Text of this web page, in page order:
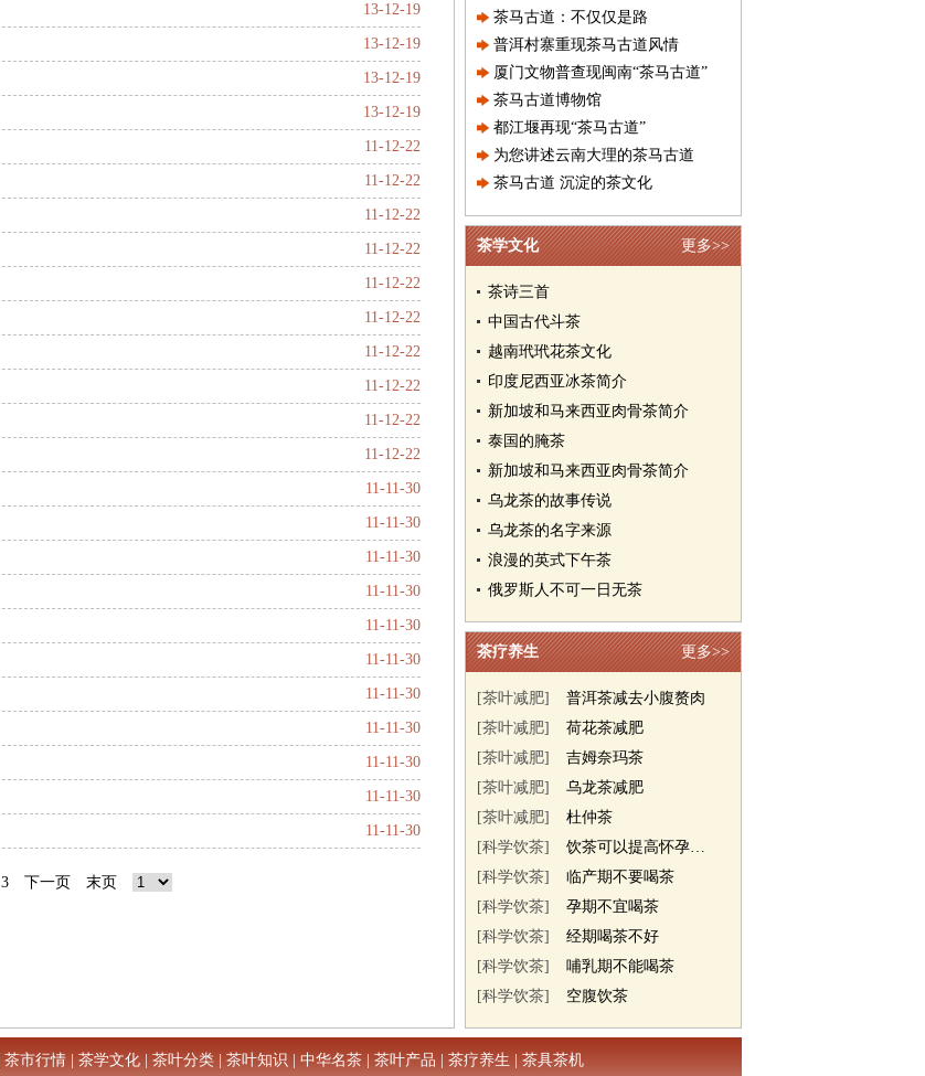
13-12-19
13-12-19
13-12-19
13-12-19
11-12-22
11-12-22
11-12-22
11-12-22
11-12-22
11-12-22
11-12-22
11-12-22
11-12-22
11-12-22
11-11-30
11-11-30
11-11-30
11-11-30
11-11-30
11-11-30
11-11-30
11-11-30
11-11-30
11-11-30
11-11-30
3 下一页 末页
茶马古道：不仅仅是路
普洱村寨重现茶马古道风情
厦门文物普查现闽南“茶马古道”
茶马古道博物馆
都江堰再现“茶马古道”
为您讲述云南大理的茶马古道
茶马古道 沉淀的茶文化
更多>>
茶学文化
茶诗三首
中国古代斗茶
越南玳玳花茶文化
印度尼西亚冰茶简介
新加坡和马来西亚肉骨茶简介
泰国的腌茶
新加坡和马来西亚肉骨茶简介
乌龙茶的故事传说
乌龙茶的名字来源
浪漫的英式下午茶
俄罗斯人不可一日无茶
更多>>
茶疗养生
[茶叶减肥]
普洱茶减去小腹赘肉
[茶叶减肥]
荷花茶减肥
[茶叶减肥]
吉姆奈玛茶
[茶叶减肥]
乌龙茶减肥
[茶叶减肥]
杜仲茶
[科学饮茶]
饮茶可以提高怀孕几率
[科学饮茶]
临产期不要喝茶
[科学饮茶]
孕期不宜喝茶
[科学饮茶]
经期喝茶不好
[科学饮茶]
哺乳期不能喝茶
[科学饮茶]
空腹饮茶
茶市行情 茶学文化 茶叶分类 茶叶知识 中华名茶 茶叶产品 茶疗养生 茶具茶机